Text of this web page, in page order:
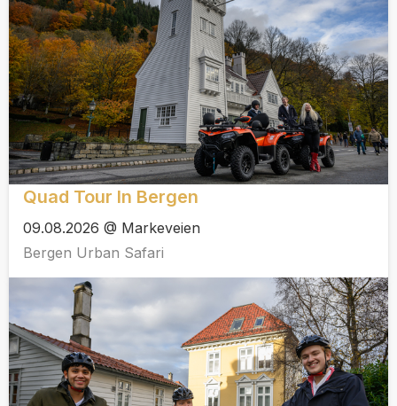
Quad Tour In Bergen
09.08.2026 @ Markeveien
Bergen Urban Safari